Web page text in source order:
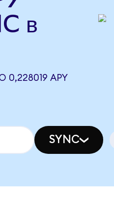
в
0,228019 APY
SYNC